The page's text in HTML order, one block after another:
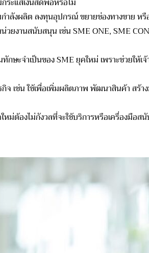
ำลังผลิต ลงทุนอุปกรณ์ ขยายช่องทางขาย ห
วยงานสนับสนุน เช่น SME ONE, SME
ะจำเป็นของ SME ยุคใหม่ เพราะช่วยให้เ
จ เช่น ใช้เพื่อเพิ่มผลิตภาพ พัฒนาสินค้า สร้า
ม่ต้องไม่กังวลที่จะใช้บริการหรือเครื่องมือสนั